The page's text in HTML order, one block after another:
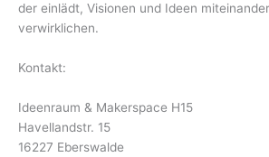
der einlädt, Visionen und Ideen
verwirklichen.
Kontakt:
Ideenraum & Makerspace H15
Havellandstr. 15
16227 Eberswalde